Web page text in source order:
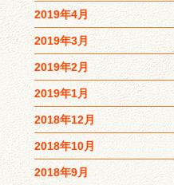
2019年4月
2019年3月
2019年2月
2019年1月
2018年12月
2018年10月
2018年9月